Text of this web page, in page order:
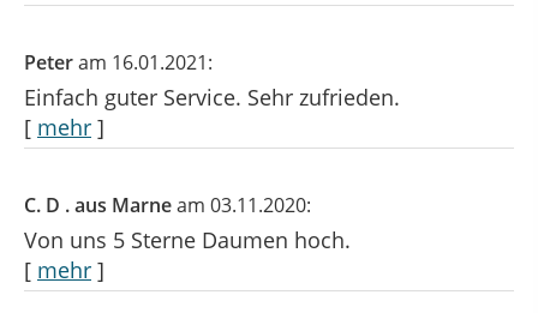
Peteram 16.01.2021:
Einfach guter Service. Sehr zufrieden.
[ mehr ]
C. D . aus Marneam 03.11.2020:
Von uns 5 Sterne Daumen hoch.
[ mehr ]